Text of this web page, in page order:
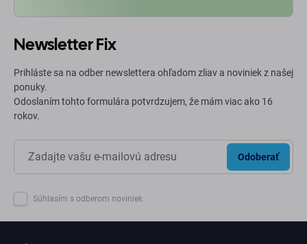
Newsletter Fix
Prihláste sa na odber newslettera ohľadom zliav a noviniek z našej
ponuky.
Odoslaním tohto formulára potvrdzujem, že mám viac ako 16
rokov.
Odoberať
Súhlasím s odberom noviniek